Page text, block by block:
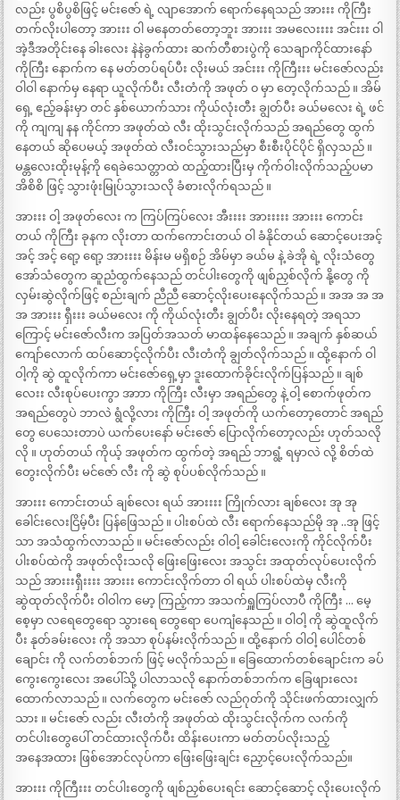
လည်း ပွစိပွစိဖြင့် မင်းဇော် ရဲ့ လျာအောက် ရောက်နေရသည် အားးး ကိုကြီး
တက်လိုးပါတော့ အားးး ဝါ မနေတတ်တော့ဘူး အားးး အမလေးးးး အင်းးး ဝါ
အဲ့ဒီအတိုင်းနေ ခါးလေး နဲနဲခွက်ထား ဆက်တီစားပွဲကို သေချာကိုင်ထားနော်
ကိုကြီး နောက်က နေ မတ်တပ်ရပ်ပီး လိုးမယ် အင်းးး ကိုကြီးးး မင်းဇော်လည်း
ဝါဝါ နောက်မှ နေရာ ယူလိုက်ပီး လီးတံကို အဖုတ် ၀ မှာ တေ့လိုက်သည် ။ အိမ်
ရှေ့ ဧည့်ခန်းမှာ တင် နှစ်ယောက်သား ကိုယ်လုံးတီး ချွတ်ပီး ခယ်မလေး ရဲ့ ဖင်
ကို ကျကျ နန ကိုင်ကာ အဖုတ်ထဲ လီး ထိုးသွင်းလိုက်သည် အရည်တွေ ထွက်
နေတယ် ဆိုပေမယ့် အဖုတ်ထဲ လီးဝင်သွားသည်မှာ စီးစီးပိုင်ပိုင် ရှိလှသည် ။
မန္တလေးထိုးမုန့်ကို ရေခဲသေတ္တာထဲ ထည့်ထားပြီးမှ ကိုက်ဝါးလိုက်သည့်ပမာ
အိစိစိ ဖြင့် သွားဖုံးမြုပ်သွားသလို ခံစားလိုက်ရသည် ။
အားးး ဝါ့ အဖုတ်လေး က ကြပ်ကြပ်လေး အီးးးး အားးးးး အားးး ကောင်း
တယ် ကိုကြီး ခုနက လိုးတာ ထက်ကောင်းတယ် ဝါ ခံနိုင်တယ် ဆောင့်ပေးအင့်
အင့် အင့် ရော့ ရော့ အားးးး မိန်းမ မရှိစဉ် အိမ်မှာ ခယ်မ နဲ့ ခဲအို ရဲ့ လိုးသံတွေ
အော်သံတွေက ဆူညံထွက်နေသည် တင်ပါးတွေကို ဖျစ်ညှစ်လိုက် နို့တွေ ကို
လှမ်းဆွဲလိုက်ဖြင့် စည်းချက် ညီညီ ဆောင့်လိုးပေးနေလိုက်သည် ။ အအ အ အ
အ အားးး ရှီးးး ခယ်မလေး ကို ကိုယ်လုံးတီး ချွတ်ပီး လိုးနေရတဲ့ အရသာ
ကြောင့် မင်းဇော်လီးက အပြတ်အသတ် မာထန်နေသေည် ။ အချက် နှစ်ဆယ်
ကျော်လောက် ထပ်ဆောင့်လိုက်ပီး လီးတံကို ချွတ်လိုက်သည် ။ ထို့နောက် ဝါ
ဝါ့ကို ဆွဲ ထူလိုက်ကာ မင်းဇော်ရှေ့မှာ ဒူးထောက်ခိုင်းလိုက်ပြန်သည် ။ ချစ်
လေးး လီးစုပ်ပေးကွာ အာာာ ကိုကြီး လီးမှာ အရည်တွေ နဲ့ ဝါ့ စောက်ဖုတ်က
အရည်တွေပဲ ဘာလဲ ရွံလို့လား ကိုကြီး ဝါ့ အဖုတ်ကို ယက်တော့တောင် အရည်
တွေ ပေသေးတာပဲ ယက်ပေးနော် မင်းဇော် ပြောလိုက်တော့လည်း ဟုတ်သလို
လို ။ ဟုတ်တယ် ကိုယ့် အဖုတ်က ထွက်တဲ့ အရည် ဘာရွံ့ ရမှာလဲ လို့ စိတ်ထဲ
တွေးလိုက်ပီး မင်ဇော် လီး ကို ဆွဲ စုပ်ပစ်လိုက်သည် ။
အားးး ကောင်းတယ် ချစ်လေး ရယ် အားးးး `ကြိုက်လား ချစ်လေး အု အု
ခေါင်းလေးငြိမ့်ပီး ပြန်ဖြေသည် ။ ပါးစပ်ထဲ လီး ရောက်နေသည်မို အု ..အု ဖြင့်
သာ အသံထွက်လာသည် ။ မင်းဇော်လည်း ဝါဝါ့ ခေါင်းလေးကို ကိုင်လိုက်ပီး
ပါးစပ်ထဲကို အဖုတ်လိုးသလို ဖြေးဖြေးလေး အသွင်း အထုတ်လုပ်ပေးလိုက်
သည် အားးးရှီးးးး အားးး ကောင်းလိုက်တာ ဝါ ရယ် ပါးစပ်ထဲမှ လီးကို
ဆွဲထုတ်လိုက်ပီး ဝါဝါက မော့ ကြည့်ကာ အသက်ရှူကြပ်လာပီ ကိုကြီး … မေ့
စေ့မှာ လရေတွေရော သွားရေ တွေရော ပေကျံနေသည် ။ ဝါဝါ့ ကို ဆွဲထူလိုက်
ပီး နုတ်ခမ်းလေး ကို အသာ စုပ်နမ်းလိုက်သည် ။ ထို့နောက် ဝါဝါ့ ပေါင်တစ်
ချောင်း ကို လက်တစ်ဘက် ဖြင့် မလိုက်သည် ။ ခြေထောက်တစ်ချောင်းက ခပ်
ကွေးကွေးလေး အပေါ်သို့ ပါလာသလို နောက်တစ်ဘက်က ခြေဖျားလေး
ထောက်လာသည် ။ လက်တွေက မင်းဇော် လည်ဂုတ်ကို သိုင်းဖက်ထားလျှက်
သား ။ မင်းဇော် လည်း လီးတံကို အဖုတ်ထဲ ထိုးသွင်းလိုက်က လက်ကို
တင်ပါးတွေပေါ် တင်ထားလိုက်ပီး ထိန်းပေးကာ မတ်တပ်လိုးသည့်
အနေအထား ဖြစ်အောင်လုပ်ကာ ဖြေးဖြေးချင်း ညှောင့်ပေးလိုက်သည်။
အားးး ကိုကြီးးး တင်ပါးတွေကို ဖျစ်ညှစ်ပေးရင်း ဆောင့်ဆောင့် လိုးပေးလိုက်